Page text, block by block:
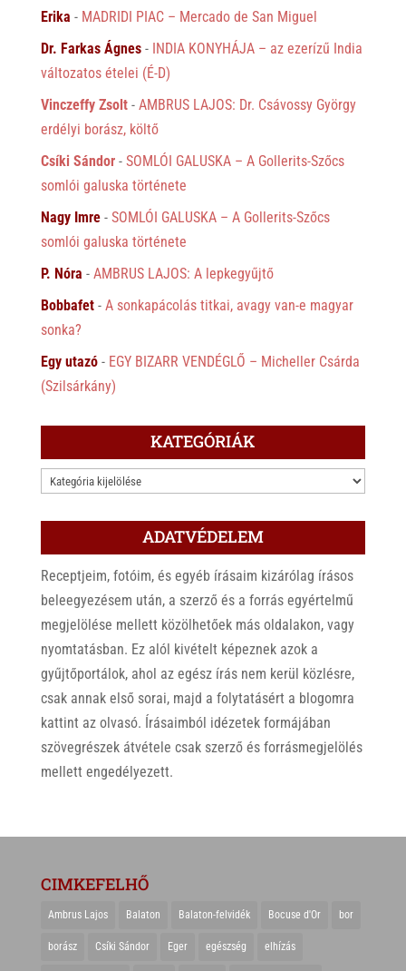
Erika - MADRIDI PIAC – Mercado de San Miguel
Dr. Farkas Ágnes- INDIA KONYHÁJA – az ezerízű India
változatos ételei (É-D)
Vinczeffy Zsolt- AMBRUS LAJOS: Dr. Csávossy György
erdélyi borász, költő
Csíki Sándor- SOMLÓI GALUSKA – A Gollerits-Szőcs
somlói galuska története
Nagy Imre- SOMLÓI GALUSKA – A Gollerits-Szőcs
somlói galuska története
P. Nóra - AMBRUS LAJOS: A lepkegyűjtő
Bobbafet- A sonkapácolás titkai, avagy van-e magyar
sonka?
Egy utazó- EGY BIZARR VENDÉGLŐ – Micheller Csárda
(Szilsárkány)
KATEGÓRIÁK
KATEGÓRIÁK
ADATVÉDELEM
Receptjeim, fotóim, és egyéb írásaim kizárólag írásos
beleegyezésem után, a szerző és a forrás egyértelmű
megjelölése mellett közölhetőek más oldalakon, vagy
nyomtatásban. Ez alól kivételt képeznek azok a
gyűjtőportálok, ahol az egész írás nem kerül közlésre,
csak annak első sorai, majd a folytatásért a blogomra
kattint az olvasó. Írásaimból idézetek formájában
szövegrészek átvétele csak szerző és forrásmegjelölés
mellett engedélyezett.
CIMKEFELHŐ
Ambrus Lajos Balaton Balaton-felvidék Bocuse d'Or bor
borász Csíki Sándor Eger egészség elhízás